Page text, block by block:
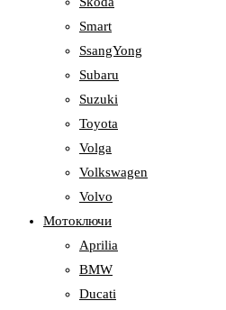
Smart
SsangYong
Subaru
Suzuki
Toyota
Volga
Volkswagen
Volvo
Мотоключи
Aprilia
BMW
Ducati